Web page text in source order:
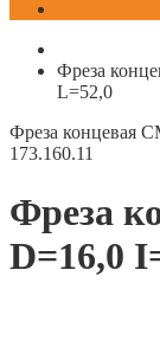
Фреза
L=52,0
Фреза концевая
173.160.11
Фреза
D=16,0